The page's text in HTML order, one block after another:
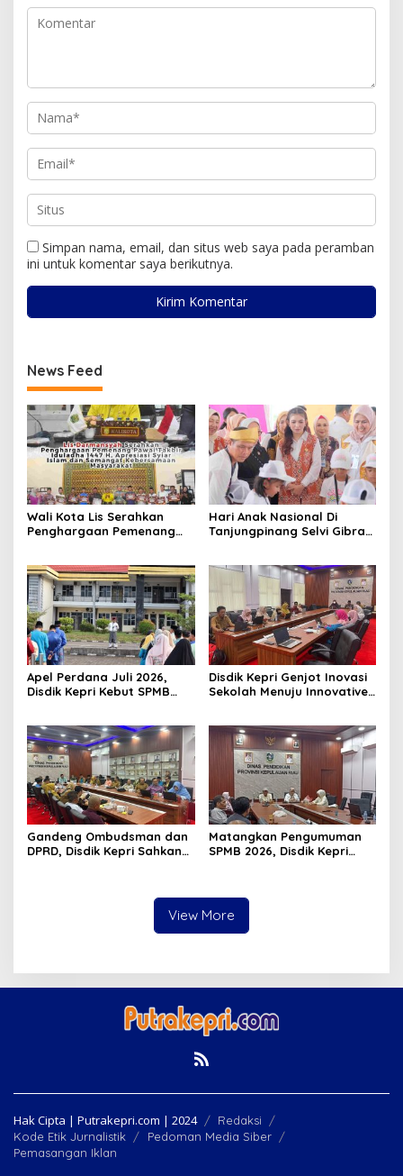
Simpan nama, email, dan situs web saya pada peramban
ini untuk komentar saya berikutnya.
News Feed
Wali Kota Lis Serahkan
Penghargaan Pemenang
Hidupkan Syiar Islam
Hari Anak Nasional Di
Tanjungpinang Selvi Gibran
Apel Perdana Juli 2026,
Disdik Kepri Kebut SPMB
Disdik Kepri Genjot Inovasi
Sekolah Menuju Innovative
Gandeng Ombudsman dan
DPRD, Disdik Kepri Sahkan
Matangkan Pengumuman
SPMB 2026, Disdik Kepri
View More
Hak Cipta | Putrakepri.com | 2024
Redaksi
Kode Etik Jurnalistik
Pedoman Media Siber
Pemasangan Iklan